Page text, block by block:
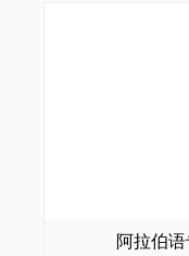
阿拉伯